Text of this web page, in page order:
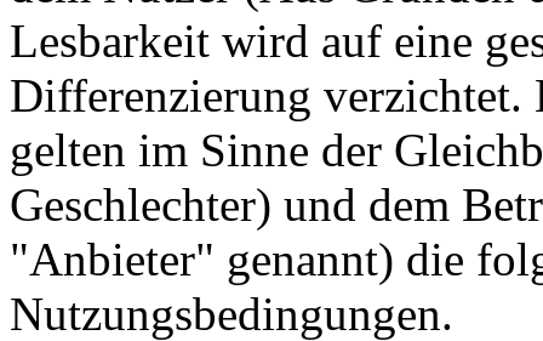
Lesbarkeit wird auf eine
Differenzierung verzichtet.
gelten im Sinne der
Geschlechter) und dem
"Anbieter" genannt) die
Nutzungsbedingungen.